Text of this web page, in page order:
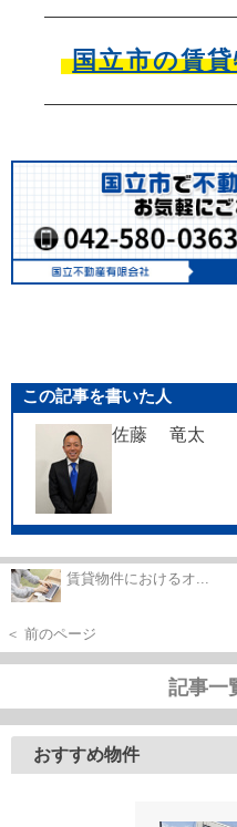
国立市の賃
この記事を書いた人
佐藤 竜太
賃貸物件におけるオ...
＜ 前のページ
記事一
おすすめ物件